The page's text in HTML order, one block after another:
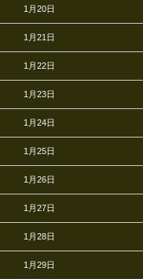
1月20日
1月21日
1月22日
1月23日
1月24日
1月25日
1月26日
1月27日
1月28日
1月29日